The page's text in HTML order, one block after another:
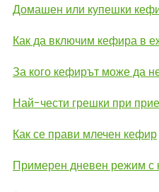
Домашен или купешки
Как да включим кефира в
За кого кефирът може да
Най-чести грешки при
Как се прави млечен кефир
Примерен дневен режим с